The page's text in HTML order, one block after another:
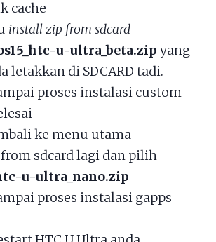
cache
install zip from sdcard
u-ultra_beta.zip yang
letakkan di SDCARD tadi.
proses instalasi custom
ke menu utama
sdcard lagi dan pilih
u-ultra_nano.zip
proses instalasi gapps